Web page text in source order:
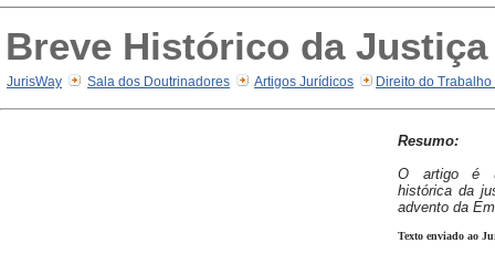
Breve Histórico da
JurisWay Sala dos Doutrinadores Artigos Jurídicos Direito do Trabalho
Resumo:
O artigo é
histórica da
advento da
Texto enviado ao